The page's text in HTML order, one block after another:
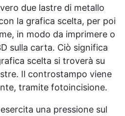
due lastre di metallo
la grafica scelta, per poi
in modo da imprimere o
sulla carta. Ciò significa
scelta si troverà su
Il controstampo viene
tramite fotoincisione.
una pressione sul